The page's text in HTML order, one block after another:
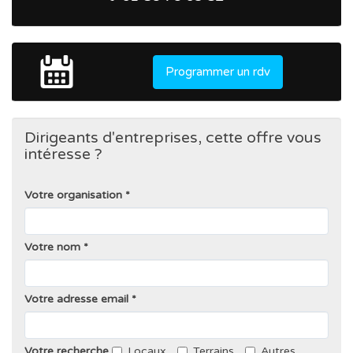
Programmer un rdv
Dirigeants d'entreprises, cette offre vous
intéresse ?
Votre organisation
Votre nom
Votre adresse email